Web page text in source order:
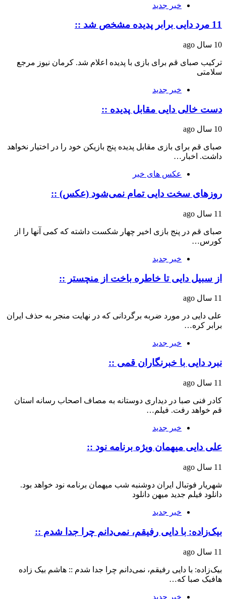
خبر جدید
11 مرد دایی برابر پدیده مشخص شد ::
10 سال ago
ترکیب صبای قم برای بازی با پدیده اعلام شد. کرمان نیوز مرجع
سلامتی
خبر جدید
دست خالی دایی مقابل پدیده ::
10 سال ago
صبای قم برای بازی مقابل پدیده پنج بازیکن خود را در اختیار نخواهد
داشت. اخبار…
عکس های خبر
روزهای سخت دایی تمام نمی‌شود (عکس) ::
11 سال ago
صبای قم در پنج بازی اخیر چهار شکست داشته که کمی آنها را از
کورس…
خبر جدید
از سبیل دایی تا خاطره باخت از منچستر ::
11 سال ago
علی دایی در مورد ضربه برگردانی که در نهایت منجر به حذف ایران
برابر کره…
خبر جدید
نبرد دایی با خبرنگاران قمی ::
11 سال ago
کادر فنی صبا در دیداری دوستانه به مصاف اصحاب رسانه استان
قم خواهد رفت. فیلم…
خبر جدید
علی دایی میهمان ویژه برنامه نود ::
11 سال ago
شهریار فوتبال ایران دوشنبه شب میهمان برنامه نود خواهد بود.
دانلود فیلم جدید میهن دانلود
خبر جدید
بیک‌زاده: با دایی رفیقم، نمی‌دانم چرا جدا شدم ::
11 سال ago
بیک‌زاده: با دایی رفیقم، نمی‌دانم چرا جدا شدم :: هاشم بیک زاده
هافبک صبا که…
خبر جدید